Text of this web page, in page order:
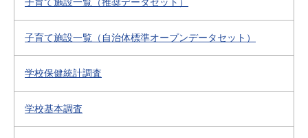
子育て施設一覧（自治体標準オープンデータセット）
学校保健統計調査
学校基本調査